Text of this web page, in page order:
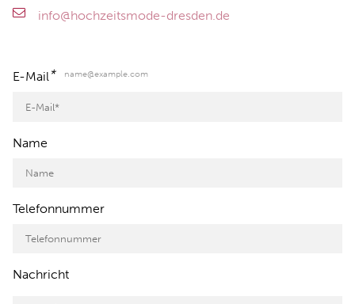
info@hochzeitsmode-dresden.de
E-Mail* name@example.com
Name
Telefonnummer
Nachricht